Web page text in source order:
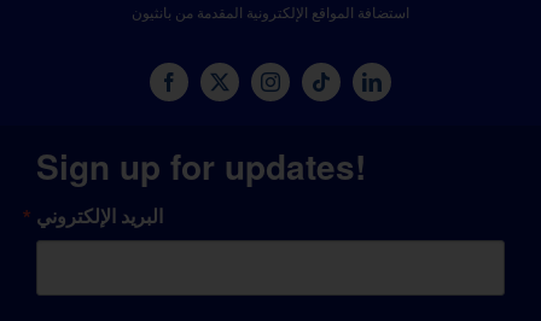
استضافة المواقع الإلكترونية المقدمة من بانثيون
Sign up for updates!
البريد الإلكتروني